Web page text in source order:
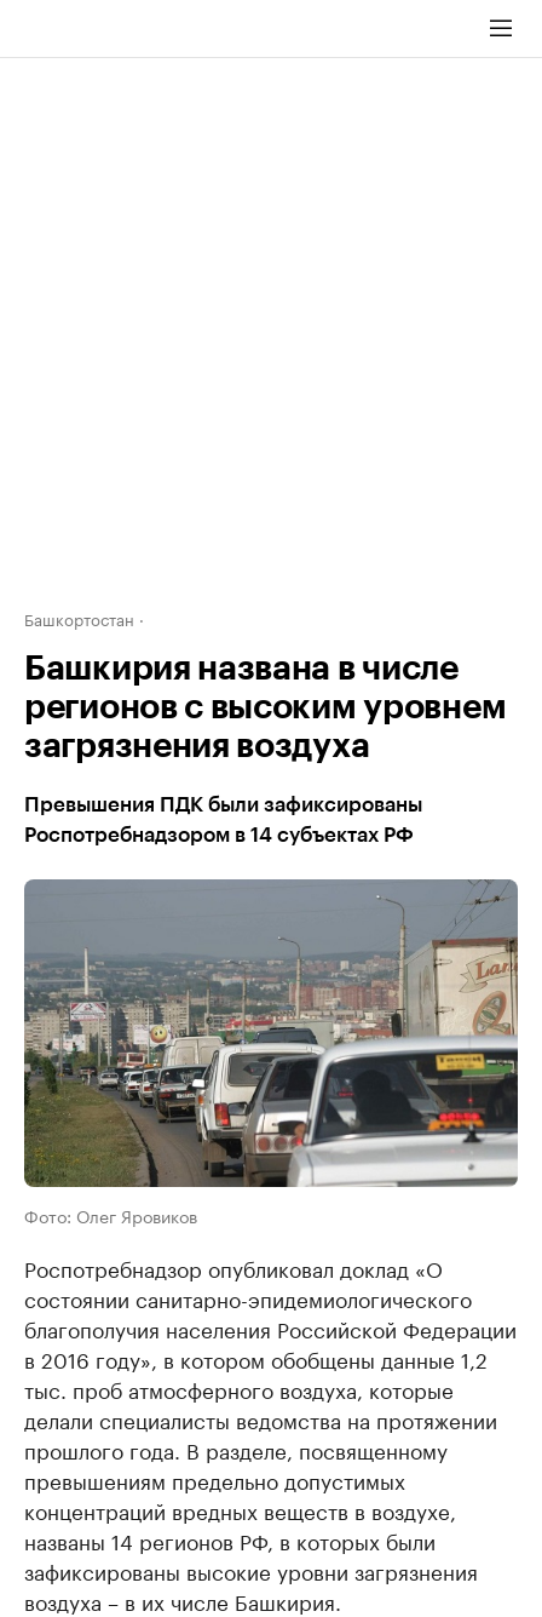
Башкортостан
Башкирия названа в числе
регионов с высоким уровнем
загрязнения воздуха
Превышения ПДК были зафиксированы
Роспотребнадзором в 14 субъектах РФ
Фото: Олег Яровиков
Роспотребнадзор опубликовал доклад «О
состоянии санитарно-эпидемиологического
благополучия населения Российской Федерации
в 2016 году», в котором обобщены данные 1,2
тыс. проб атмосферного воздуха, которые
делали специалисты ведомства на протяжении
прошлого года. В разделе, посвященному
превышениям предельно допустимых
концентраций вредных веществ в воздухе,
названы 14 регионов РФ, в которых были
зафиксированы высокие уровни загрязнения
воздуха – в их числе Башкирия.